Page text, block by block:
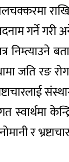
गर्ने
मात्र
रङ रोगन
स्वार्थमा
र